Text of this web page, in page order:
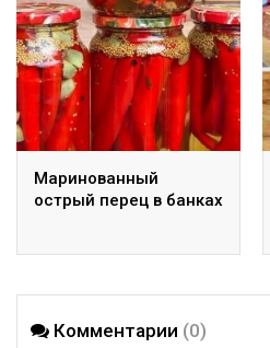
Маринованный
острый перец в банках
Комментарии (0)